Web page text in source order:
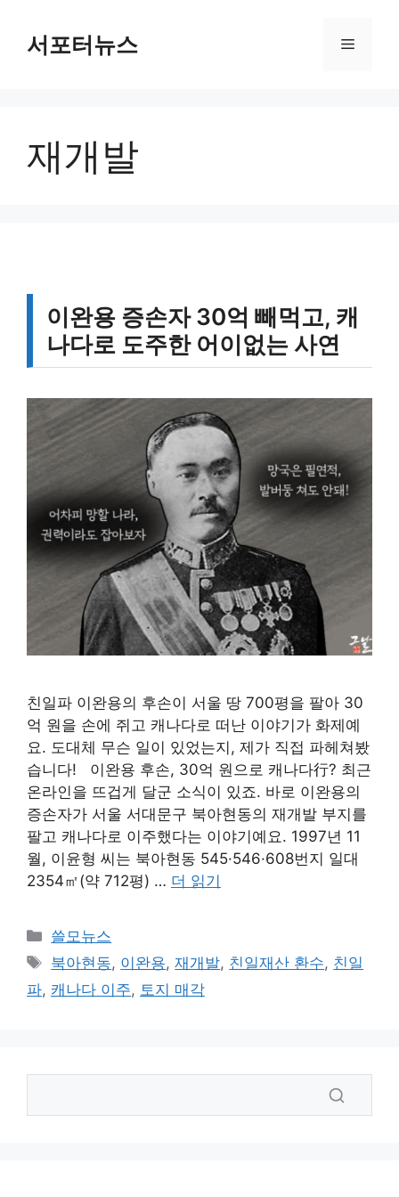
서포터뉴스 메
재개발
이완용 증손자 30억 빼먹고, 캐
나다로 도주한 어이없는 사연
친일파 이완용의 후손이 서울 땅 700평을 팔아 30
억 원을 손에 쥐고 캐나다로 떠난 이야기가 화제예
요. 도대체 무슨 일이 있었는지, 제가 직접 파헤쳐봤
습니다! 이완용 후손, 30억 원으로 캐나다行? 최근
온라인을 뜨겁게 달군 소식이 있죠. 바로 이완용의
증손자가 서울 서대문구 북아현동의 재개발 부지를
팔고 캐나다로 이주했다는 이야기예요. 1997년 11
월, 이윤형 씨는 북아현동 545·546·608번지 일대
2354㎡(약 712평) … 더 읽기
카
테
리
쓸모뉴스
태
그
북아현동, 이완용,재개발, 친일재산 환수, 친일
파, 캐나다 이주, 토지 매각